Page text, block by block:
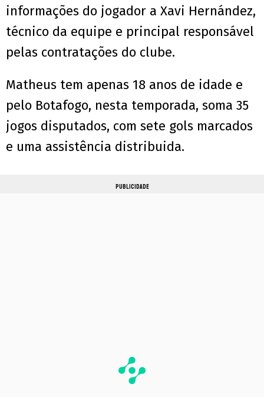
informações do jogador a Xavi Hernández,
técnico da equipe e principal responsável
pelas contratações do clube.
Matheus tem apenas 18 anos de idade e
pelo Botafogo, nesta temporada, soma 35
jogos disputados, com sete gols marcados
e uma assistência distribuida.
PUBLICIDADE